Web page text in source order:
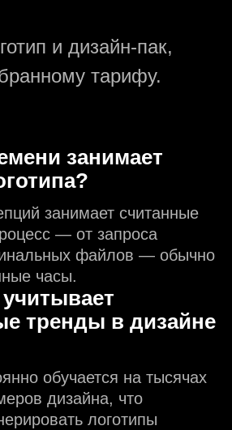
и дизайн-пак,
тарифу.
занимает
занимает считанные
— от запроса
файлов — обычно
часы.
тренды в дизайне
обучается на тысячах
дизайна, что
логотипы